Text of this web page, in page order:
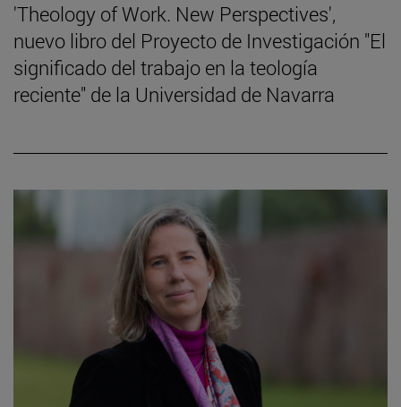
'Theology of Work. New Perspectives',
nuevo libro del Proyecto de Investigación "El
significado del trabajo en la teología
reciente" de la Universidad de Navarra